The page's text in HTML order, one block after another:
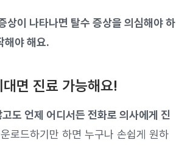
상이 나타나면 탈수 증상을 의심해야 하
해야 해요.
면 진료 가능해요!
도 언제 어디서든 전화로 의사에게 진
로드하기만 하면 누구나 손쉽게 원하